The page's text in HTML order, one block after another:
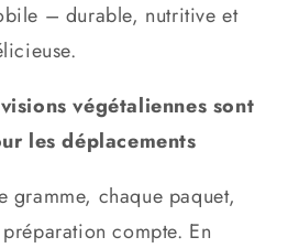
– durable, nutritive et
végétaliennes sont
les déplacements
gramme, chaque paquet,
compte. En